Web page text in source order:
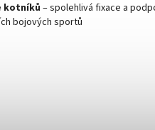
kotníků – spolehlivá fixace a
bojových sportů